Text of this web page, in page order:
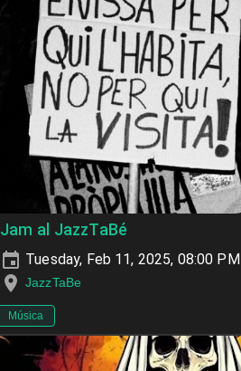
Jam al JazzTaBé
Tuesday, Feb 11, 2025, 08:00 PM
JazzTaBe
Música